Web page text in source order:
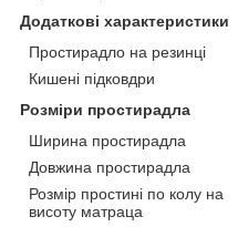
Додаткові характеристики
Простирадло на резинці
Кишені підковдри
Розміри простирадла
Ширина простирадла
Довжина простирадла
Розмір простині по колу на
висоту матраца